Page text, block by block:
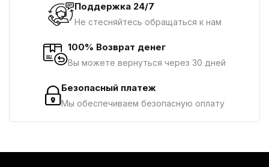
Поддержка 24/7
Не стесняйтесь обращаться к нам
100% Возврат денег
Вы можете вернуться через 30 дней
Безопасный платеж
Мы обеспечиваем безопасную оплату